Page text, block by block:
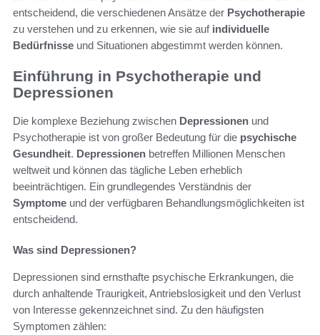
entscheidend, die verschiedenen Ansätze der Psychotherapie
zu verstehen und zu erkennen, wie sie auf individuelle
Bedürfnisse und Situationen abgestimmt werden können.
Einführung in Psychotherapie und
Depressionen
Die komplexe Beziehung zwischen Depressionen und
Psychotherapie ist von großer Bedeutung für die psychische
Gesundheit. Depressionen betreffen Millionen Menschen
weltweit und können das tägliche Leben erheblich
beeinträchtigen. Ein grundlegendes Verständnis der
Symptome und der verfügbaren Behandlungsmöglichkeiten ist
entscheidend.
Was sind Depressionen?
Depressionen sind ernsthafte psychische Erkrankungen, die
durch anhaltende Traurigkeit, Antriebslosigkeit und den Verlust
von Interesse gekennzeichnet sind. Zu den häufigsten
Symptomen zählen: